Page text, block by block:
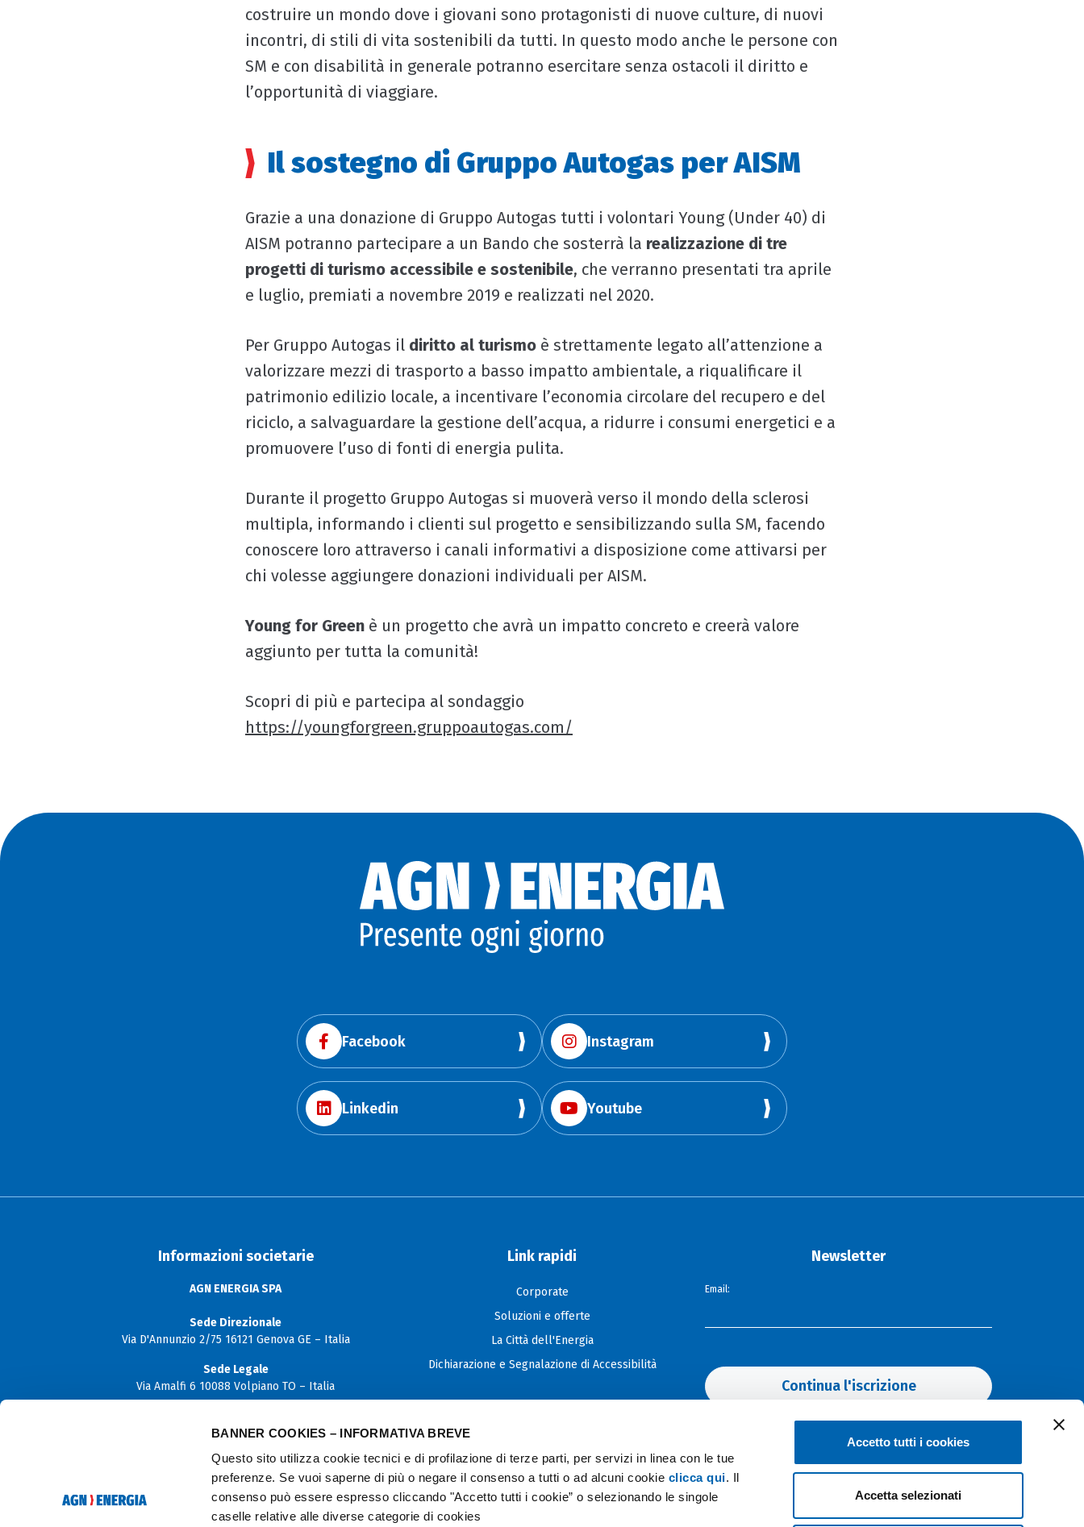
BANNER COOKIES – INFORMATIVA BREVE
Questo sito utilizza cookie tecnici e di profilazione di terze parti, per servizi in linea con le tue
preferenze. Se vuoi saperne di più o negare il consenso a tutti o ad alcuni cookie clicca qui. Il
consenso può essere espresso cliccando "Accetto tutti i cookie” o selezionando le singole
caselle relative alle diverse categorie di cookies
Accetto tutti i cookies
Accetta selezionati
costruire un mondo dove i giovani sono protagonisti di nuove culture, di nuovi
incontri, di stili di vita sostenibili da tutti. In questo modo anche le persone con
SM e con disabilità in generale potranno esercitare senza ostacoli il diritto e
l’opportunità di viaggiare.
Il sostegno di Gruppo Autogas per AISM
Grazie a una donazione di Gruppo Autogas tutti i volontari Young (Under 40) di
AISM potranno partecipare a un Bando che sosterrà la realizzazione di tre
progetti di turismo accessibile e sostenibile, che verranno presentati tra aprile
e luglio, premiati a novembre 2019 e realizzati nel 2020.
Per Gruppo Autogas il diritto al turismo è strettamente legato all’attenzione a
valorizzare mezzi di trasporto a basso impatto ambientale, a riqualificare il
patrimonio edilizio locale, a incentivare l’economia circolare del recupero e del
riciclo, a salvaguardare la gestione dell’acqua, a ridurre i consumi energetici e a
promuovere l’uso di fonti di energia pulita.
Durante il progetto Gruppo Autogas si muoverà verso il mondo della sclerosi
multipla, informando i clienti sul progetto e sensibilizzando sulla SM, facendo
conoscere loro attraverso i canali informativi a disposizione come attivarsi per
chi volesse aggiungere donazioni individuali per AISM.
Young for Green è un progetto che avrà un impatto concreto e creerà valore
aggiunto per tutta la comunità!
Scopri di più e partecipa al sondaggio
https://youngforgreen.gruppoautogas.com/
Facebook Instagram
Linkedin Youtube
Informazioni societarie
AGN ENERGIA SPA
Sede Direzionale
Via D'Annunzio 2/75 16121 Genova GE – Italia
Sede Legale
Via Amalfi 6 10088 Volpiano TO – Italia
€ 12.000.000,00 i.v.
P. Iva
06170180019
C.F. e N. iscrizione Registro imprese di Torino
Link rapidi
Corporate
Soluzioni e offerte
La Città dell'Energia
Dichiarazione e Segnalazione di Accessibilità
Newsletter
Email:
Continua l'iscrizione
SOSTENIBILITÀ INNOVAZIONE